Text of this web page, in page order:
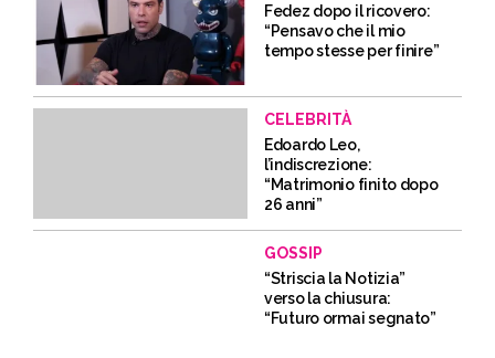
Fedez dopo il ricovero:
“Pensavo che il mio
tempo stesse per finire”
CELEBRITÀ
Edoardo Leo,
l’indiscrezione:
“Matrimonio finito dopo
26 anni”
GOSSIP
“Striscia la Notizia”
verso la chiusura:
“Futuro ormai segnato”